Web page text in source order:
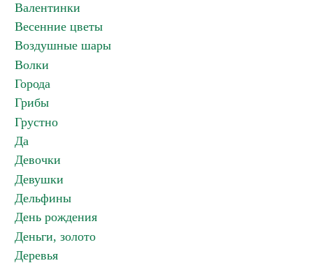
Валентинки
Весенние цветы
Воздушные шары
Волки
Города
Грибы
Грустно
Да
Девочки
Девушки
Дельфины
День рождения
Деньги, золото
Деревья